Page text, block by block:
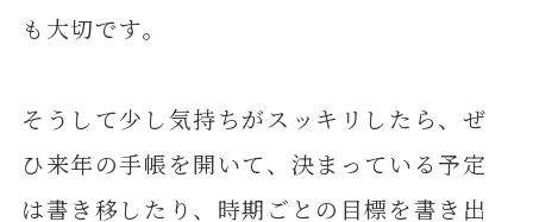
も大切です。
そうして少し気持ちがスッキリしたら、ぜ
ひ来年の手帳を開いて、決まっている予定
は書き移したり、時期ごとの目標を書き出